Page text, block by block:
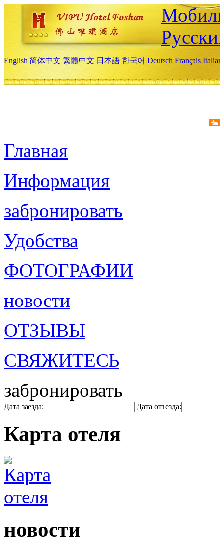
English 简体中文 繁體中文 日本語 한국어 Deutsch Français
Главная
Информация
забронировать
Удобства
ФОТОГРАФИИ
новости
ОТЗЫВЫ
СВЯЖИТЕСЬ
забронировать
Дата заезда: Дата отъезда:
Карта отеля
новости